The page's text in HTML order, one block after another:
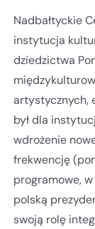
Nadbałtyckie
instytucja
dziedzictwa
artystycznych,
był dla
wdrożenie
frekwencję
programowe,
polską
swoją rolę